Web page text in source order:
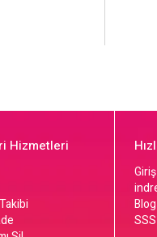
Hizmetleri
Blog
SSS